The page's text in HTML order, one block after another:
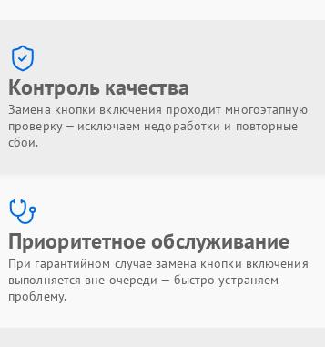
Контроль качества
Замена кнопки включения проходит многоэтапную
проверку — исключаем недоработки и повторные
сбои.
Приоритетное обслуживание
При гарантийном случае замена кнопки включения
выполняется вне очереди — быстро устраняем
проблему.